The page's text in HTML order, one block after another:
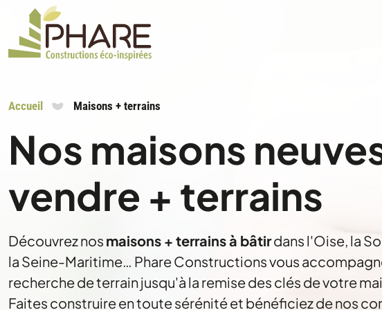
Accueil Maisons + terrains
Nos maisons
vendre + terrains
Découvrez nos maisons + terrains à bâtirdans l'Oise, la
la Seine-Maritime… Phare Constructions vous
recherche de terrain jusqu'à la remise des clés de votre
Faites construire en toute sérénité et bénéficiez de nos